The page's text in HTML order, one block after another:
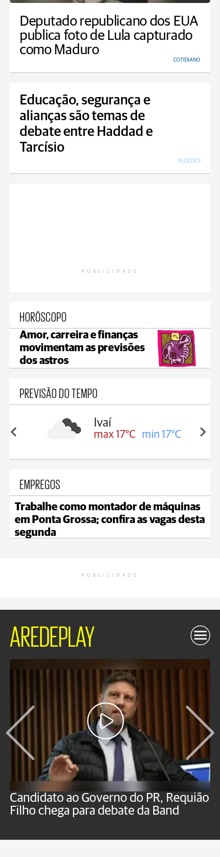
Deputado republicano dos EUA
publica foto de Lula capturado
como Maduro
COTIDIANO
Educação, segurança e
alianças são temas de
debate entre Haddad e
Tarcísio
ELEIÇÕES
PUBLICIDADE
HORÓSCOPO
Amor, carreira e finanças
movimentam as previsões
dos astros
PREVISÃO DO TEMPO
16°C
Ivaí
max 17°C min 17°C
EMPREGOS
Trabalhe como montador de máquinas
em Ponta Grossa; confira as vagas desta
segunda
PUBLICIDADE
AREDEPLAY
Candidato ao Governo do PR, Requião
Filho chega para debate da Band